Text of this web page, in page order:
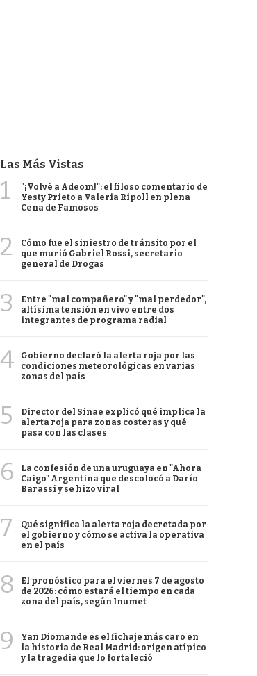
Las Más Vistas
1
"¡Volvé a Adeom!": el filoso comentario de
Yesty Prieto a Valeria Ripoll en plena
Cena de Famosos
2
Cómo fue el siniestro de tránsito por el
que murió Gabriel Rossi, secretario
general de Drogas
3
Entre "mal compañero" y "mal perdedor",
altísima tensión en vivo entre dos
integrantes de programa radial
4
Gobierno declaró la alerta roja por las
condiciones meteorológicas en varias
zonas del país
5
Director del Sinae explicó qué implica la
alerta roja para zonas costeras y qué
pasa con las clases
6
La confesión de una uruguaya en "Ahora
Caigo" Argentina que descolocó a Darío
Barassi y se hizo viral
7
Qué significa la alerta roja decretada por
el gobierno y cómo se activa la operativa
en el país
8
El pronóstico para el viernes 7 de agosto
de 2026: cómo estará el tiempo en cada
zona del país, según Inumet
9
Yan Diomande es el fichaje más caro en
la historia de Real Madrid: origen atípico
y la tragedia que lo fortaleció